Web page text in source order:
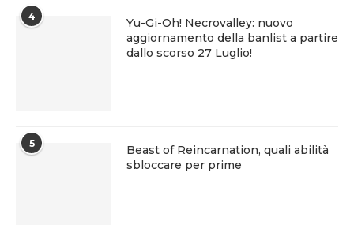
4
Yu-Gi-Oh! Necrovalley: nuovo
aggiornamento della banlist a partire
dallo scorso 27 Luglio!
5
Beast of Reincarnation, quali abilità
sbloccare per prime